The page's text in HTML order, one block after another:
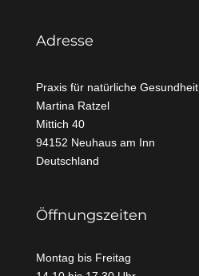
Adresse
Praxis für natürliche Gesundheit
Martina Ratzel
Mittich 40
94152 Neuhaus am Inn
Deutschland
Öffnungszeiten
Montag bis Freitag